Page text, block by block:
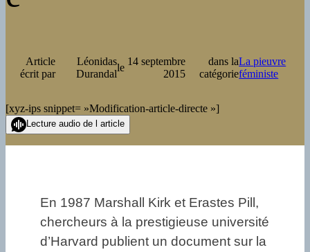
Article
écrit par
Léonidas
Durandal
le
14 septembre
2015
dans la
catégorie
La pieuvre
féministe
[xyz-ips snippet= »Modification-article-directe »]
Lecture audio de l article
En 1987 Marshall Kirk et Erastes Pill,
chercheurs à la prestigieuse université
d’Harvard publient un document sur la